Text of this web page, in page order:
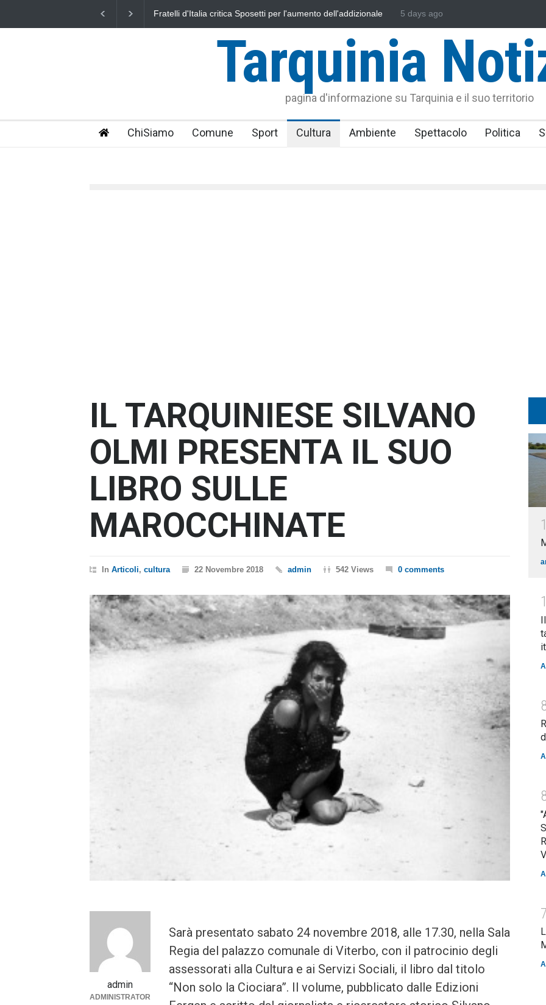
per l'aumento dell'addizionale
L'Università della Tuscia e l'Assonautica Provinciale di Viterbo
Vincenzo Ferri, un Eroe
5 days ago
Tarquinia
pagina d'informazione su Tarquinia e il suo territorio
ChiSiamo Comune Sport Cultura Ambiente Spettacolo Politica
IL TARQUINIESE SILVANO
OLMI PRESENTA IL SUO
LIBRO SULLE
MAROCCHINATE
In Articoli, cultura 22 Novembre 2018 admin 542 Views 0 comments
Sarà presentato sabato 24 novembre 2018, alle 17.30, nella Sala
Regia del palazzo comunale di Viterbo, con il patrocinio degli
assessorati alla Cultura e ai Servizi Sociali, il libro dal titolo
“Non solo la Ciociara”. Il volume, pubblicato dalle Edizioni
admin
ADMINISTRATOR
1
1
7